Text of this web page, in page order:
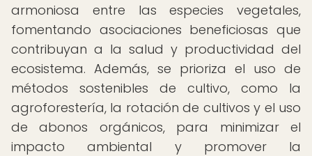
armoniosa entre las especies vegetales,
fomentando asociaciones beneficiosas que
contribuyan a la salud y productividad del
ecosistema. Además, se prioriza el uso de
métodos sostenibles de cultivo, como la
agroforestería, la rotación de cultivos y el uso
de abonos orgánicos, para minimizar el
impacto ambiental y promover la